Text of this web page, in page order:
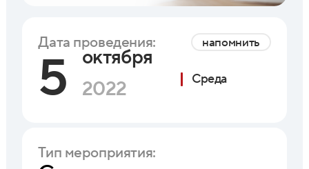
Дата проведения: напомнить
5
октября
2022
Среда
Тип мероприятия: